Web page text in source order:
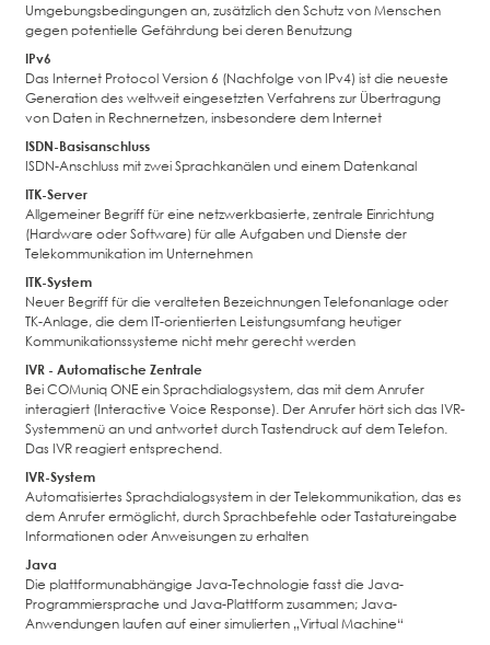
Umgebungsbedingungen an, zusätzlich den Schutz von Menschen
gegen potentielle Gefährdung bei deren Benutzung
IPv6
Das Internet Protocol Version 6 (Nachfolge von IPv4) ist die neueste
Generation des weltweit eingesetzten Verfahrens zur Übertragung
von Daten in Rechnernetzen, insbesondere dem Internet
ISDN-Basisanschluss
ISDN-Anschluss mit zwei Sprachkanälen und einem Datenkanal
ITK-Server
Allgemeiner Begriff für eine netzwerkbasierte, zentrale Einrichtung
(Hardware oder Software) für alle Aufgaben und Dienste der
Telekommunikation im Unternehmen
ITK-System
Neuer Begriff für die veralteten Bezeichnungen Telefonanlage oder
TK-Anlage, die dem IT-orientierten Leistungsumfang heutiger
Kommunikationssysteme nicht mehr gerecht werden
IVR - Automatische Zentrale
Bei COMuniq ONE ein Sprachdialogsystem, das mit dem Anrufer
interagiert (Interactive Voice Response). Der Anrufer hört sich das IVR-
Systemmenü an und antwortet durch Tastendruck auf dem Telefon.
Das IVR reagiert entsprechend.
IVR-System
Automatisiertes Sprachdialogsystem in der Telekommunikation, das es
dem Anrufer ermöglicht, durch Sprachbefehle oder Tastatureingabe
Informationen oder Anweisungen zu erhalten
Java
Die plattformunabhängige Java-Technologie fasst die Java-
Programmiersprache und Java-Plattform zusammen; Java-
Anwendungen laufen auf einer simulierten „Virtual Machine“